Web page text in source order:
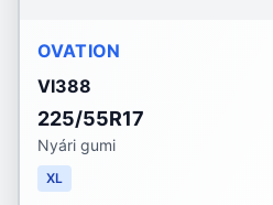
OVATION
VI388
225/55R17
Nyári gumi
XL